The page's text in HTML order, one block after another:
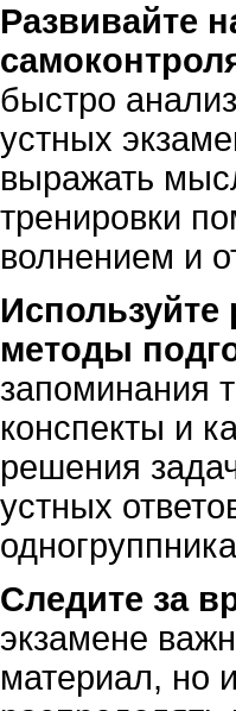
Развивайте
быстро
устных
выражать
тренировки
волнением и
методы
запоминания
конспекты и
решения
устных
Следите за
экзамене
материал, но